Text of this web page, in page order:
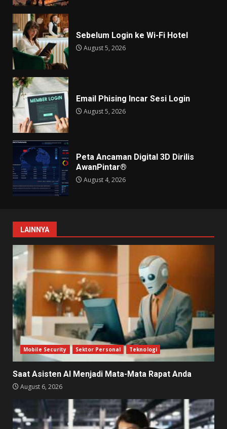
Sebelum Login ke Wi-Fi Hotel
August 5, 2026
Email Phising Incar Sesi Login
August 5, 2026
Peta Ancaman Digital 3D Dirilis
AwanPintar®
August 4, 2026
LAINNYA
Mobile Security Sektor Personal Teknologi
Saat Asisten AI Menjadi Mata-Mata Rapat Anda
August 6, 2026